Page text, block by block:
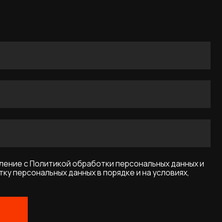
обработки персональных данных и